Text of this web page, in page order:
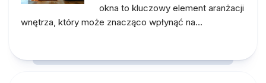
okna to kluczowy element aranżacji
wnętrza, który może znacząco wpłynąć na…